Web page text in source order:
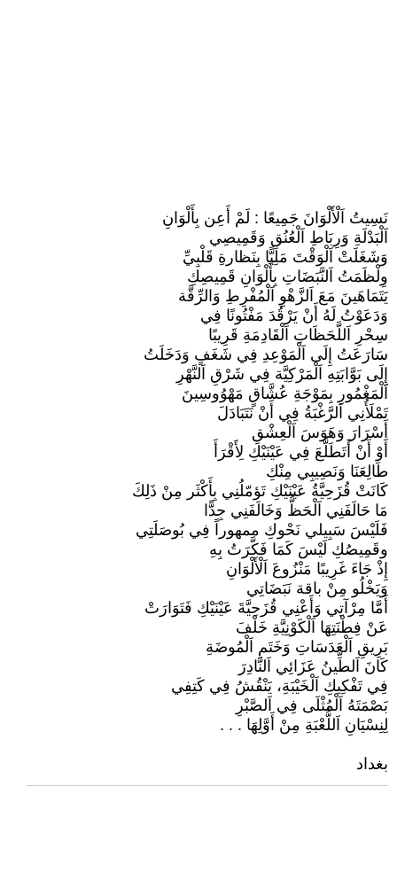
نَسِيتُ اَلْأَلْوَانَ جَمِيعًا : لَمْ أَعِن بِأَلْوَانِ
اَلْبَدْلَةِ وَرِبَاطِ اَلْعُنُقِ وَقَمِيصِي
وَشَغَلَتْ اَلْوَقْتَ مَلِيًّا بِنَظارةِ قَلْبِيِّ
وِلْظَمَتُ اَلنَّبَضَاتِ بِأَلْوَانِ قَمِيصِكِ
يَتَمَاهَينَ مَعَ اَلزَّهْوِ اَلْمُفْرِطِ وَالرِّقَّة
وَدَعَوْتُ لَهُ أَنْ يَرْقُدَ مَفْتُونًا فِي
سِحْرِ اَللَّحَظَاتِ اَلْقَادِمَةِ قَرِيبًا
سَارَعَتُ إِلَى اَلْمَوْعِدِ فِي شَغَفٍ وَدَخَلَتُ
إِلَى بَوَّابَتِهِ اَلْمَرْكِيَّة فِي شَرْقِ اَلنَّهْرِ
اَلْمَغْمُورِ بِمَوْجَةِ عُشَّاقٍ مَهْوُوسِينَ
تَمْلَأُنِي اَلرَّغْبَةُ فِي أَنْ نَتَبَادَلَ
أَسْرَارَ وَهَوَسَ اَلْعِشْقِ
أَوْ أَنْ أَتَطَلَّعَ فِي عَيْنَيْكِ لِأَقْرَأَ
طَالِعَنَا وَنَصِيبِي مِنْكِ
كَانَتْ قُزَحِيَّةُ عَيْنَيْكِ تَؤمّلُنِي بِأَكْثَر مِنْ ذَلِكَ
مَا حَالَفَنِي اَلْحَظُّ وَخَالَفَنِي جِدًّا
فَلَيْسَ سَبِيلي نَحْوكِ ممهوراً فِي بُوصَلَتِي
وقَمِيصُكِ لَيْسَ كَمَا فَكَّرَتُ بِهِ
إِذْ جَاءَ غَرِيبًا مَنْزُوعَ اَلْأَلْوَانِ
وَيَخْلُو مِنْ باقة نَبَضَاتِي
أَمَّا مِرْآتِي وَأَعْنِي قُزَحِيَّةَ عَيْنَيْكِ فَتَوَارَتْ
عَنْ فِطْنَتِهَا اَلْكَوْنِيَّةِ خَلْفَ
بَرِيقِ اَلْعَدَسَاتِ وَخَتَمِ اَلْمُوضَةِ
كَانَ اَلطِّينُ عَزَائِي اَلنَّادِرَ
فِي تَفْكِيكِ اَلْخَيْبَةِ، يَنْقُشُ فِي كَتِفِي
بَصْمَتَهُ اَلْمُثْلَى فِي اَلصَّبْرِ
لِنِسْيَانِ اَللُّعْبَةِ مِنْ أَوَّلِهَا . . .
بغداد